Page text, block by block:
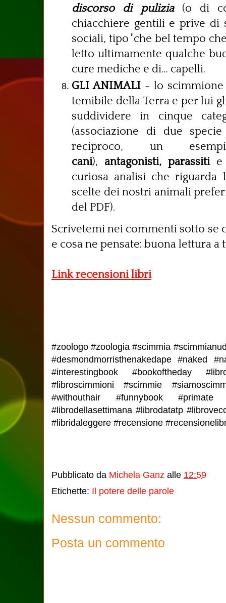
discorso di pulizia(o di
chiacchiere gentili e prive di
sociali, tipo "che bel tempo
letto ultimamente qualche
cure mediche e di… capelli.
GLI ANIMALI- lo scimmione
temibile della Terra e per lui
suddividere in cinque
(associazione di due
reciproco, un
cani), antagonisti, parassiti
curiosa analisi che
scelte dei nostri animali
del PDF).
Scrivetemi nei commenti sotto se
e cosa ne pensate: buona lettura a
Link recensioni libri
#zoologo #zoologia #scimmia
#desmondmorristhenakedape #naked
#interestingbook #bookoftheday
#libroscimmioni #scimmie
#withouthair #funnybook #primate
#librodellasettimana #librodatatp
#libridaleggere #recensione
Pubblicato da Michela Ganz alle 12:59
Etichette: Il potere delle parole
Nessun commento:
Posta un commento